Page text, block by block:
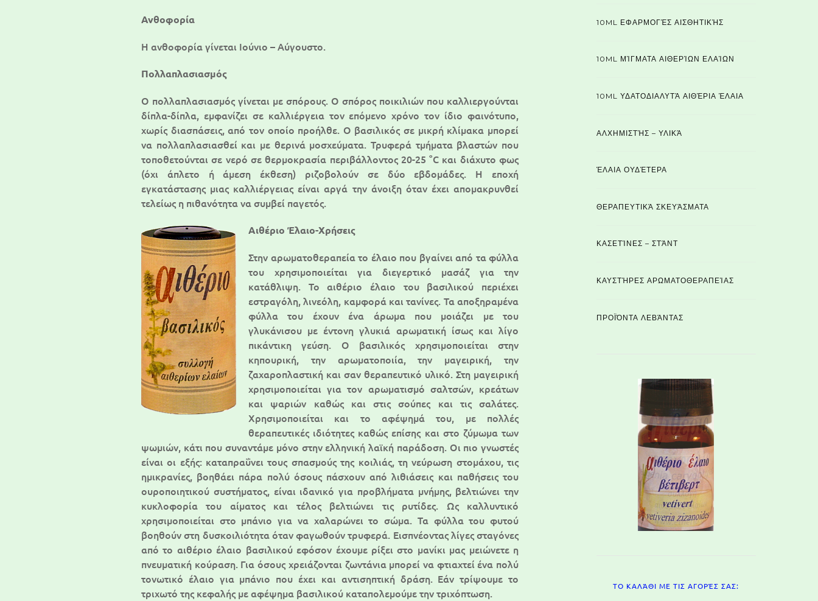
Ανθοφορία
Η ανθοφορία γίνεται Ιούνιο – Αύγουστο.
Πολλαπλασιασμός
Ο πολλαπλασιασμός γίνεται με σπόρους. Ο σπόρος ποικιλιών που καλλιεργούνται
δίπλα-δίπλα, εμφανίζει σε καλλιέργεια τον επόμενο χρόνο τον ίδιο φαινότυπο,
χωρίς διασπάσεις, από τον οποίο προήλθε. Ο βασιλικός σε μικρή κλίμακα μπορεί
να πολλαπλασιασθεί και με θερινά μοσχεύματα. Τρυφερά τμήματα βλαστών που
τοποθετούνται σε νερό σε θερμοκρασία περιβάλλοντος 20-25 °C και διάχυτο φως
(όχι άπλετο ή άμεση έκθεση) ριζοβολούν σε δύο εβδομάδες. Η εποχή
εγκατάστασης μιας καλλιέργειας είναι αργά την άνοιξη όταν έχει απομακρυνθεί
τελείως η πιθανότητα να συμβεί παγετός.
Αιθέριο Έλαιο-Χρήσεις
Στην αρωματοθεραπεία το έλαιο που βγαίνει από τα φύλλα
του χρησιμοποιείται για διεγερτικό μασάζ για την
κατάθλιψη. Το αιθέριο έλαιο του βασιλικού περιέχει
εστραγόλη, λινεόλη, καμφορά και τανίνες. Τα αποξηραμένα
φύλλα του έχουν ένα άρωμα που μοιάζει με του
γλυκάνισου με έντονη γλυκιά αρωματική ίσως και λίγο
πικάντικη γεύση. Ο βασιλικός χρησιμοποιείται στην
κηπουρική, την αρωματοποιία, την μαγειρική, την
ζαχαροπλαστική και σαν θεραπευτικό υλικό. Στη μαγειρική
χρησιμοποιείται για τον αρωματισμό σαλτσών, κρεάτων
και ψαριών καθώς και στις σούπες και τις σαλάτες.
Χρησιμοποιείται και το αφέψημά του, με πολλές
θεραπευτικές ιδιότητες καθώς επίσης και στο ζύμωμα των
ψωμιών, κάτι που συναντάμε μόνο στην ελληνική λαϊκή παράδοση. Οι πιο γνωστές
είναι οι εξής: καταπραΰνει τους σπασμούς της κοιλιάς, τη νεύρωση στομάχου, τις
ημικρανίες, βοηθάει πάρα πολύ όσους πάσχουν από λιθιάσεις και παθήσεις του
ουροποιητικού συστήματος, είναι ιδανικό για προβλήματα μνήμης, βελτιώνει την
κυκλοφορία του αίματος και τέλος βελτιώνει τις ρυτίδες. Ως καλλυντικό
χρησιμοποιείται στο μπάνιο για να χαλαρώνει το σώμα. Τα φύλλα του φυτού
βοηθούν στη δυσκοιλιότητα όταν φαγωθούν τρυφερά. Εισπνέοντας λίγες σταγόνες
από το αιθέριο έλαιο βασιλικού εφόσον έχουμε ρίξει στο μανίκι μας μειώνετε η
πνευματική κούραση. Για όσους χρειάζονται ζωντάνια μπορεί να φτιαχτεί ένα πολύ
τονωτικό έλαιο για μπάνιο που έχει και αντισηπτική δράση. Εάν τρίψουμε το
τριχωτό της κεφαλής με αφέψημα βασιλικού καταπολεμούμε την τριχόπτωση.
10ML ΕΦΑΡΜΟΓΈΣ ΑΙΣΘΗΤΙΚΉΣ
10ML ΜΊΓΜΑΤΑ ΑΙΘΕΡΊΩΝ ΕΛΑΊΩΝ
10ML ΥΔΑΤΟΔΙΑΛΥΤΆ ΑΙΘΈΡΙΑ ΈΛΑΙΑ
ΑΛΧΗΜΙΣΤΉΣ – ΥΛΙΚΆ
ΈΛΑΙΑ ΟΥΔΈΤΕΡΑ
ΘΕΡΑΠΕΥΤΙΚΆ ΣΚΕΥΆΣΜΑΤΑ
ΚΑΣΕΤΊΝΕΣ – ΣΤΆΝΤ
ΚΑΥΣΤΉΡΕΣ ΑΡΩΜΑΤΟΘΕΡΑΠΕΊΑΣ
ΠΡΟΪΌΝΤΑ ΛΕΒΆΝΤΑΣ
ΤΟ ΚΑΛΆΘΙ ΜΕ ΤΙΣ ΑΓΟΡΈΣ ΣΑΣ: